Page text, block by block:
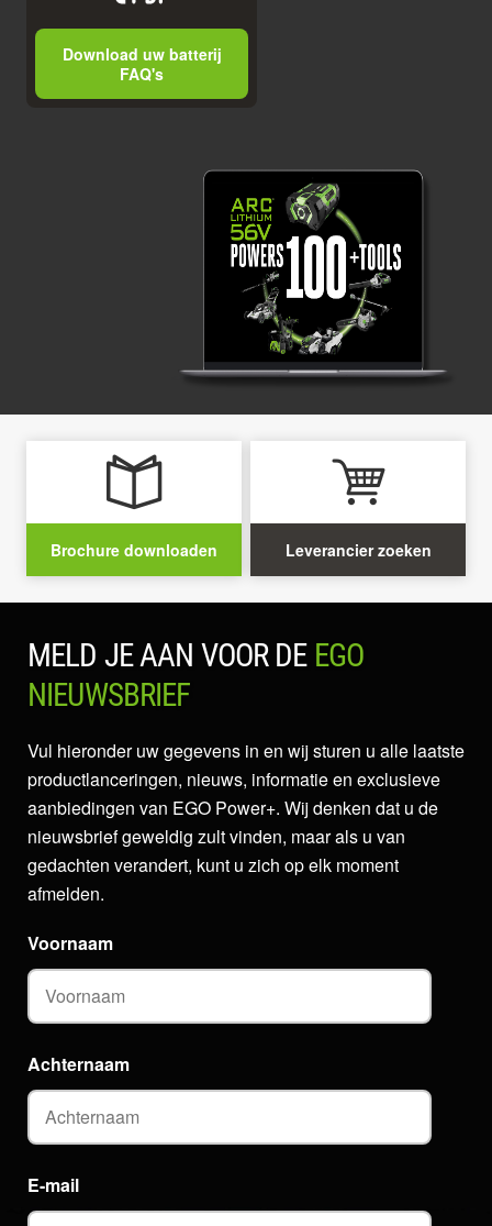
Download uw batterij
FAQ's
Brochure downloaden Leverancier zoeken
MELD JE AAN VOOR DE EGO
NIEUWSBRIEF
Vul hieronder uw gegevens in en wij sturen u alle laatste
productlanceringen, nieuws, informatie en exclusieve
aanbiedingen van EGO Power+. Wij denken dat u de
nieuwsbrief geweldig zult vinden, maar als u van
gedachten verandert, kunt u zich op elk moment
afmelden.
E-mail
Voornaam
Achternaam